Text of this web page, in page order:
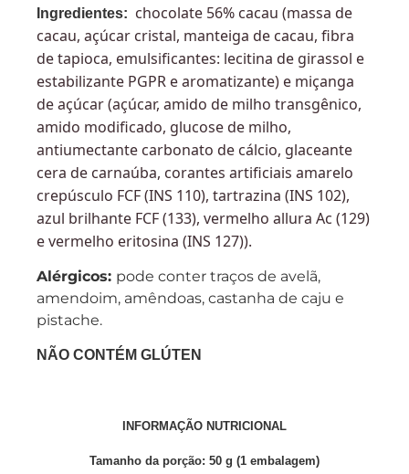
Ingredientes: chocolate 56% cacau (massa de
cacau, açúcar cristal, manteiga de cacau, fibra
de tapioca, emulsificantes: lecitina de girassol e
estabilizante PGPR e aromatizante) e miçanga
de açúcar (açúcar, amido de milho transgênico,
amido modificado, glucose de milho,
antiumectante carbonato de cálcio, glaceante
cera de carnaúba, corantes artificiais amarelo
crepúsculo FCF (INS 110), tartrazina (INS 102),
azul brilhante FCF (133), vermelho allura Ac (129)
e vermelho eritosina (INS 127)).
Alérgicos: pode conter traços de avelã,
amendoim, amêndoas, castanha de caju e
pistache.
NÃO CONTÉM GLÚTEN
INFORMAÇÃO NUTRICIONAL
Tamanho da porção: 50 g (1 embalagem)